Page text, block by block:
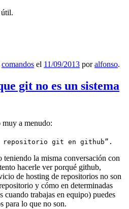
útil.
comandos el 11/09/2013 poralfonso.
git no es un sistema
muy a menudo:
repositorio git en github”.
teniendo la misma conversación con
hacerle ver porqué github,
de hosting de repositorios no son
y cómo en determinadas
cuando trabajas en equipo) puedes
para lo que no son.